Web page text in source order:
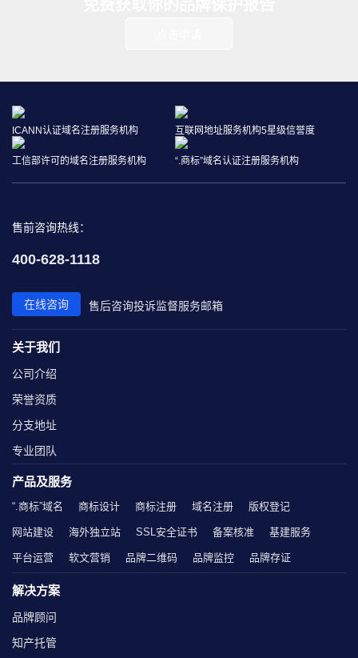
ICANN认证域名注册服务机构 互联网地址服务机构5星级信誉度
工信部许可的域名注册服务机构 “.商标”域名认证注册服务机构
售前咨询热线：
400-628-1118
在线咨询 售后咨询投诉监督服务邮箱
关于我们
公司介绍
荣誉资质
分支地址
专业团队
产品及服务
“.商标”域名 商标设计 商标注册 域名注册 版权登记
网站建设 海外独立站 SSL安全证书 备案核准 基建服务
平台运营 软文营销 品牌二维码 品牌监控 品牌存证
解决方案
品牌顾问
知产托管